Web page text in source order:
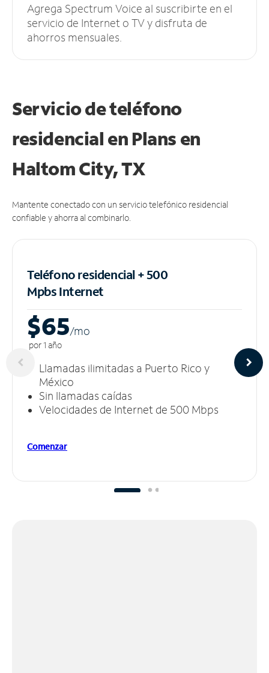
Agrega Spectrum Voice al suscribirte en el
servicio de Internet o TV y disfruta de
ahorros mensuales.
Servicio de teléfono
residencial en Plans en
Haltom City, TX
Mantente conectado con un servicio telefónico residencial
confiable y ahorra al combinarlo.
Teléfono residencial + 500
MpbsInternet
$65/mo
por 1 año
Llamadas ilimitadas a Puerto Rico y
México
Sin llamadas caídas
Velocidades de Internet de 500 Mbps
Comenzar